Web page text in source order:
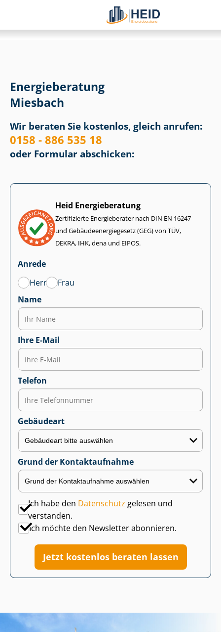
Energieberatung
Miesbach
Wir beraten Sie kostenlos, gleich anrufen:
0158 - 886 535 18
oder Formular abschicken:
Heid Energieberatung
Zertifizierte Energieberater nach DIN EN 16247
und Ge­bäu­de­en­er­gie­ge­setz (GEG) von TÜV,
DEKRA, IHK, dena und EIPOS.
Anrede
Herr
Frau
Name
Ihre E-Mail
Telefon
Gebäudeart
Grund der Kontaktaufnahme
Ich habe den Datenschutz gelesen und
verstanden.
Ich möchte den Newsletter abonnieren.
Jetzt kostenlos beraten lassen